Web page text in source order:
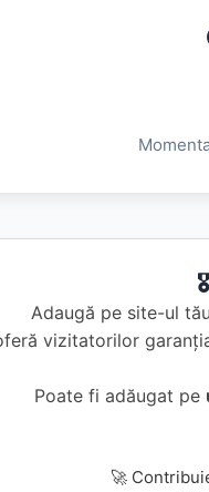
Adaugă pe site-ul
vizitatorilor
Poate fi adăugat pe
🚀